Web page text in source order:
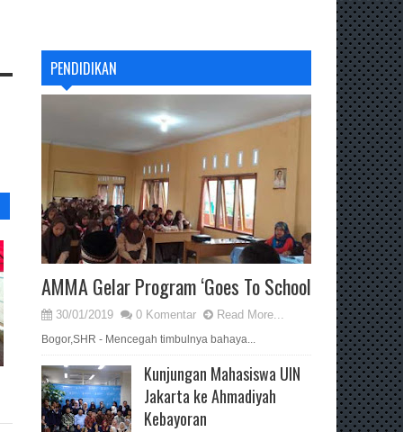
PENDIDIKAN
AMMA Gelar Program ‘Goes To School
30/01/2019 0 Komentar Read More...
Bogor,SHR - Mencegah timbulnya bahaya...
Kunjungan Mahasiswa UIN
Jakarta ke Ahmadiyah
Kebayoran